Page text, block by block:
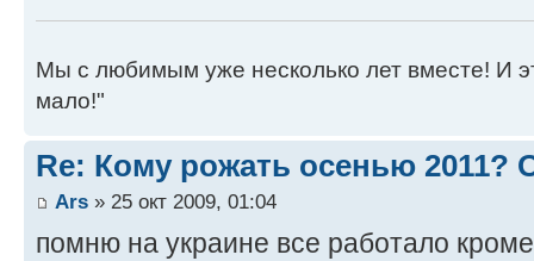
Мы с любимым уже несколько лет вместе! И
мало!"
Re: Кому рожать осенью 2011?
Ars » 25 окт 2009, 01:04
помню на украине все работало